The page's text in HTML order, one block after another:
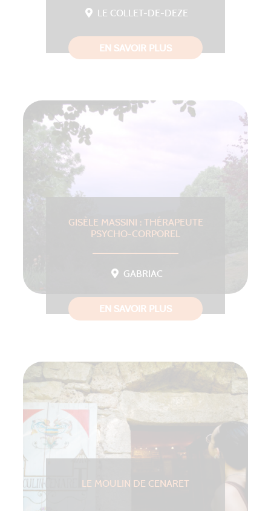
LE COLLET-DE-DEZE
EN SAVOIR PLUS
GISÈLE MASSINI : THÉRAPEUTE
PSYCHO-CORPOREL
GABRIAC
EN SAVOIR PLUS
LE MOULIN DE CENARET